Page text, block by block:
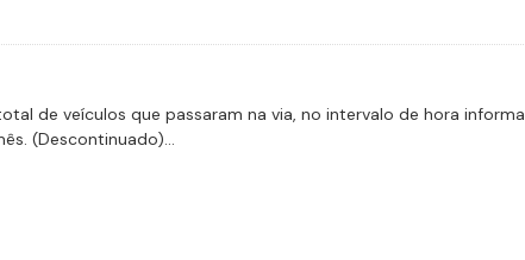
de veículos que passaram na via, no intervalo de hora
(Descontinuado)...